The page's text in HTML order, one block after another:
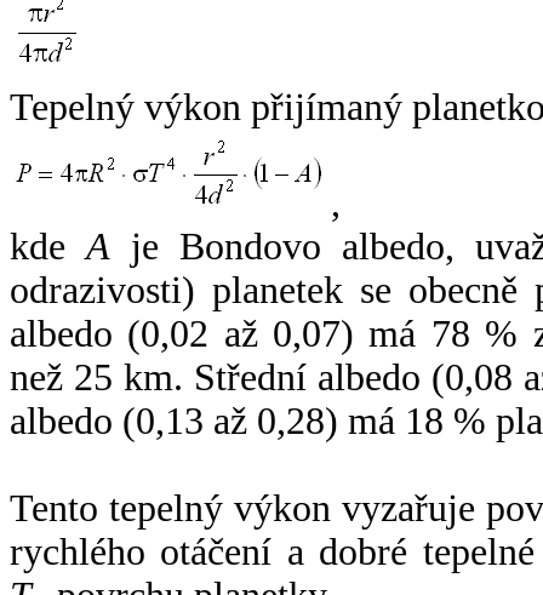
Tepelný výkon přijímaný
,
kdeA je Bondovo albedo,
odrazivosti) planetek se
albedo (0,02 až 0,07) má 78 %
než 25 km. Střední albedo (0,08
albedo (0,13 až 0,28) má 18 %
Tento tepelný výkon vyzařuje
rychlého otáčení a dobré